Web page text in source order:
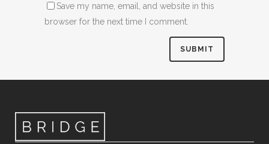
Save my name, email, and website in this
browser for the next time I comment.